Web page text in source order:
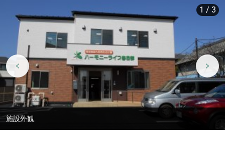
施設外観
1 / 3